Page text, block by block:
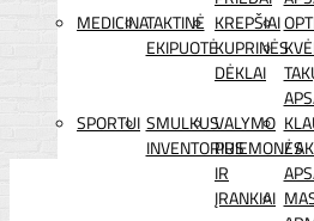
MEDICINATAKTINĖ
EKIPUOTĖ
KREPŠIAI
KUPRINĖS
DĖKLAI
SPORTUI SMULKUS
INVENTORIUS
VALYMO
PRIEMONĖS
IR
ĮRANKIAI
/